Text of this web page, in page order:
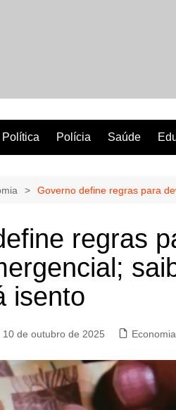
Política Polícia Saúde
Governo define regras para
regras
isento
10 de outubro de 2025 Economia